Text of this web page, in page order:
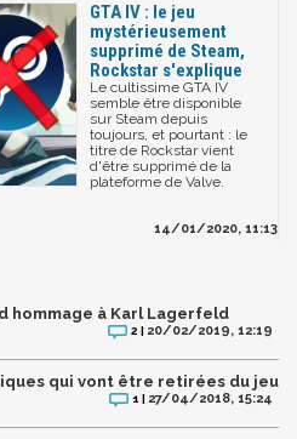
GTA IV : le jeu
mystérieusement
supprimé de Steam,
Rockstar s'explique
Le cultissime GTA IV
semble être disponible
sur Steam depuis
toujours, et pourtant : le
titre de Rockstar vient
d'être supprimé de la
plateforme de Valve.
14/01/2020, 11:13
hommage à Karl Lagerfeld
2 | 20/02/2019, 12:19
qui vont être retirées du jeu
1 | 27/04/2018, 15:24